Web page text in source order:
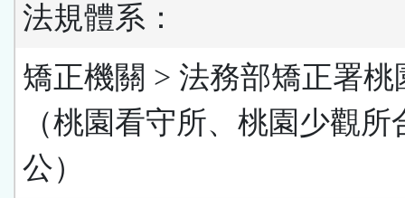
法規體系：
矯正機關 > 法務部矯正署桃
（桃園看守所、桃園少觀所
公）